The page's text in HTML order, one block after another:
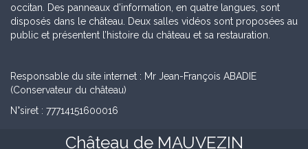
occitan. Des panneaux d’information, en quatre langues, sont
disposés dans le château. Deux salles vidéos sont proposées au
public et présentent l’histoire du château et sa restauration.
Responsable du site internet : Mr Jean-François ABADIE
(Conservateur du château)
N°siret : 77714151600016
Château de MAUVEZIN